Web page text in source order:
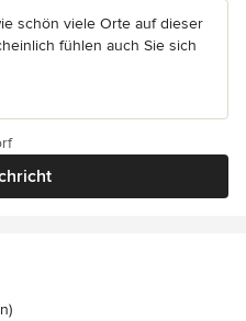
schön viele Orte auf dieser
fühlen auch Sie sich
von 5 Sternen